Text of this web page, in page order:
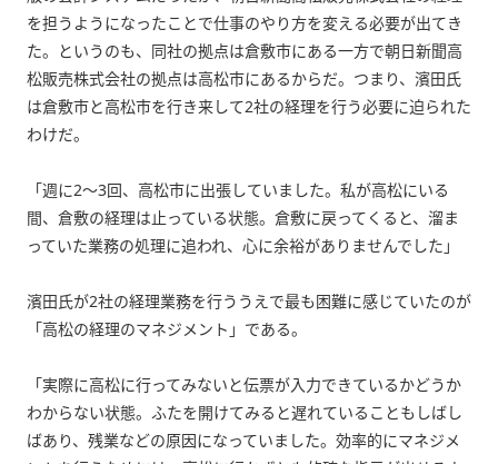
を担うようになったことで仕事のやり方を変える必要が出てき
た。というのも、同社の拠点は倉敷市にある一方で朝日新聞高
松販売株式会社の拠点は高松市にあるからだ。つまり、濱田氏
は倉敷市と高松市を行き来して2社の経理を行う必要に迫られた
わけだ。
「週に2～3回、高松市に出張していました。私が高松にいる
間、倉敷の経理は止っている状態。倉敷に戻ってくると、溜ま
っていた業務の処理に追われ、心に余裕がありませんでした」
濱田氏が2社の経理業務を行ううえで最も困難に感じていたのが
「高松の経理のマネジメント」である。
「実際に高松に行ってみないと伝票が入力できているかどうか
わからない状態。ふたを開けてみると遅れていることもしばし
ばあり、残業などの原因になっていました。効率的にマネジメ